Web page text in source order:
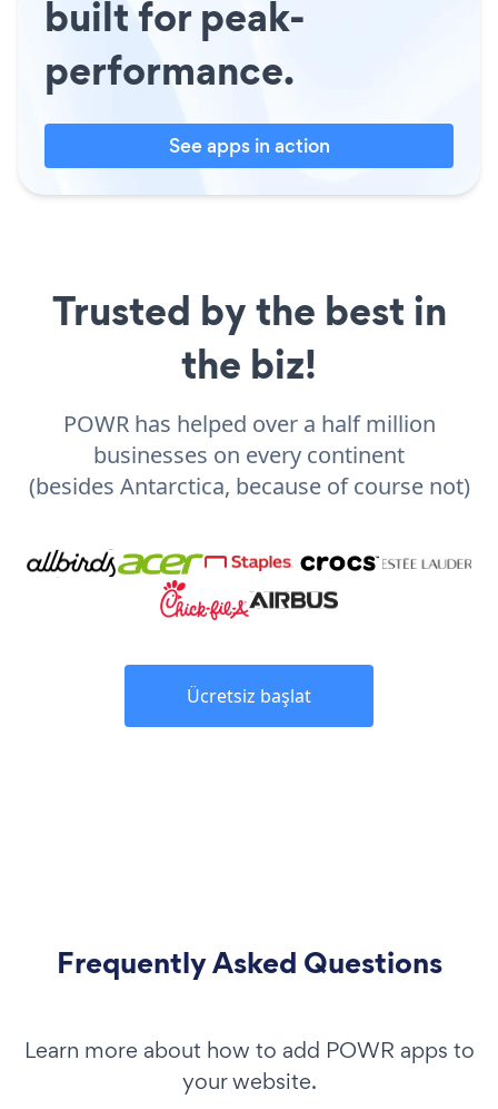
built for peak-
performance.
See apps in action
Trusted by the best in
the biz!
POWR has helped over a half million
businesses on every continent
(besides Antarctica, because of course not)
Ücretsiz başlat
Frequently Asked Questions
Learn more about how to add POWR apps to
your website.